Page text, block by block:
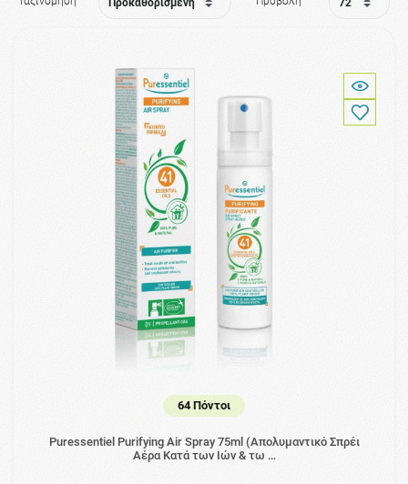
64 Πόντοι
Puressentiel Purifying Air Spray 75ml (Απολυμαντικό Σπρέι
Αέρα Κατά των Ιών & τω …